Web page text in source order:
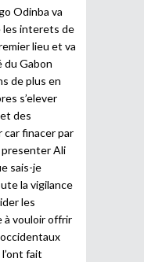
Odinba va
les interets de
lieu et va
du Gabon
de plus en
s’elever
des
car finacer par
presenter Ali
sais-je
la vigilance
les
à vouloir offrir
fait